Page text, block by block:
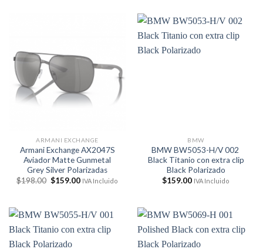
$217.00.$176.00.
ARMANI EXCHANGE
Armani Exchange AX2047S
Aviador Matte Gunmetal
Grey Silver Polarizadas
$198.00 El
$198.00.
$159.00El
$159.00.
IVA Incluido
BMW
BMW BW5053-H/V 002
Black Titanio con extra clip
Black Polarizado
$159.00 IVA Incluido